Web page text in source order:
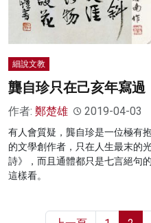
細說文教
龔自珍只在己亥年寫過
作者: 鄭楚雄 2019-04-03
有人會質疑，龔自珍是一位極有
的文學創作者，只在人生最末的
詩》，而且通體都只是七言絕句
這樣看。